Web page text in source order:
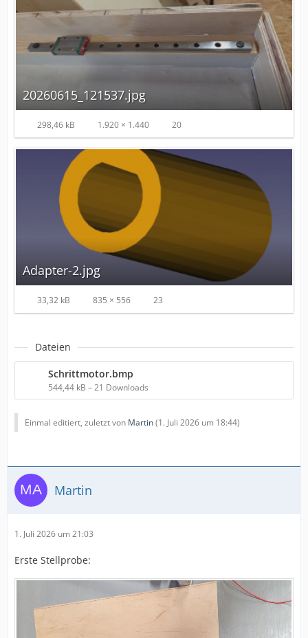
20260615_121537.jpg
298,46 kB 1.920 × 1.440 20
Adapter-2.jpg
33,32 kB 835 × 556 23
Dateien
Schrittmotor.bmp
544,44 kB – 21 Downloads
Einmal editiert, zuletzt von Martin(1. Juli 2026 um 18:44)
Martin
1. Juli 2026 um 21:03
Erste Stellprobe: